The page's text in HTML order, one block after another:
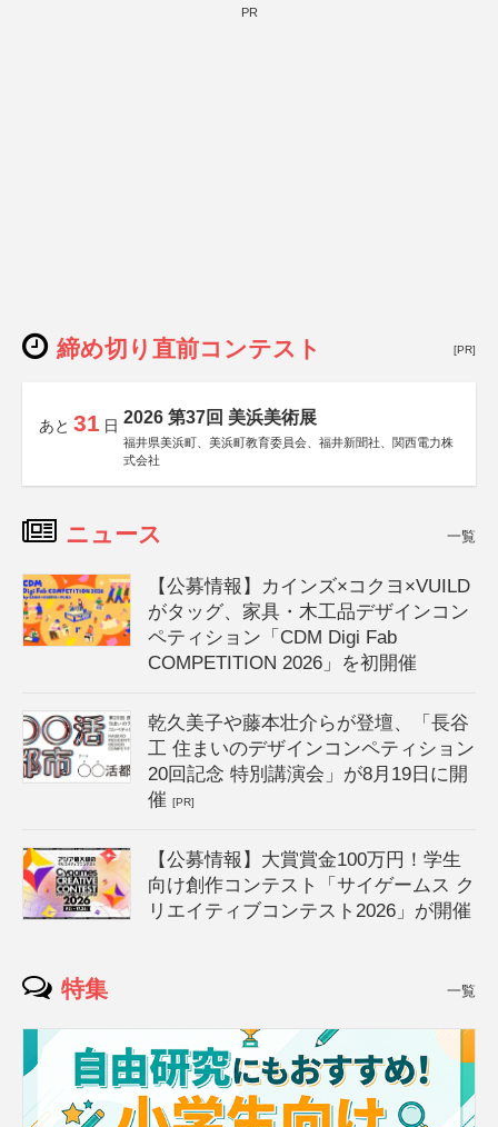
PR
締め切り直前コンテスト [PR]
あと 31 日 2026 第37回 美浜美術展
福井県美浜町、美浜町教育委員会、福井新聞社、関西電力株
式会社
ニュース 一覧
【公募情報】カインズ×コクヨ×VUILD
がタッグ、家具・木工品デザインコン
ペティション「CDM Digi Fab
COMPETITION 2026」を初開催
乾久美子や藤本壮介らが登壇、「長谷
工 住まいのデザインコンペティション
20回記念 特別講演会」が8月19日に開
催[PR]
【公募情報】大賞賞金100万円！学生
向け創作コンテスト「サイゲームス ク
リエイティブコンテスト2026」が開催
特集 一覧